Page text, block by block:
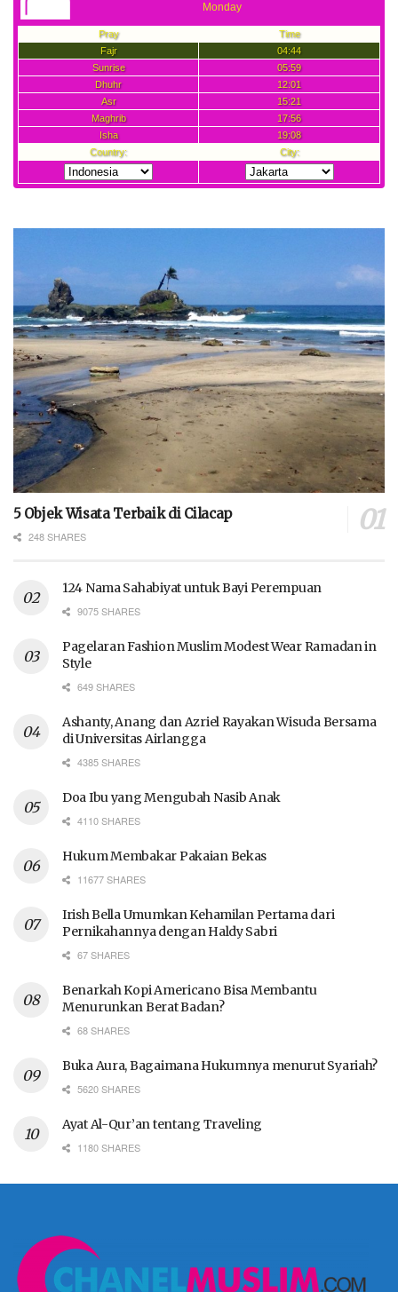
5 Objek Wisata Terbaik di Cilacap
248 SHARES
124 Nama Sahabiyat untuk Bayi Perempuan
9075 SHARES
Pagelaran Fashion Muslim Modest Wear Ramadan in
Style
649 SHARES
Ashanty, Anang dan Azriel Rayakan Wisuda Bersama
di Universitas Airlangga
4385 SHARES
Doa Ibu yang Mengubah Nasib Anak
4110 SHARES
Hukum Membakar Pakaian Bekas
11677 SHARES
Irish Bella Umumkan Kehamilan Pertama dari
Pernikahannya dengan Haldy Sabri
67 SHARES
Benarkah Kopi Americano Bisa Membantu
Menurunkan Berat Badan?
68 SHARES
Buka Aura, Bagaimana Hukumnya menurut Syariah?
5620 SHARES
Ayat Al-Qur’an tentang Traveling
1180 SHARES